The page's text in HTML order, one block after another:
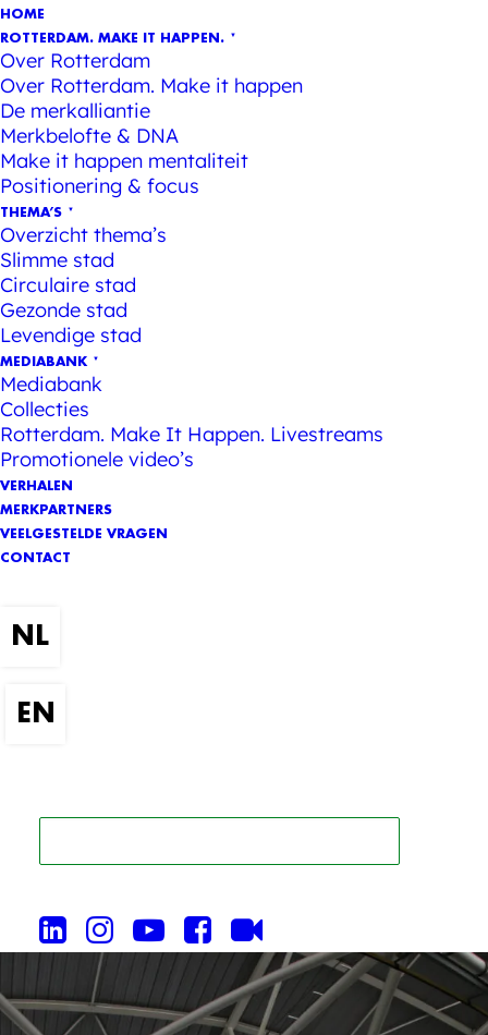
HOME
ROTTERDAM. MAKE IT HAPPEN.
Over Rotterdam
Over Rotterdam. Make it happen
De merkalliantie
Merkbelofte & DNA
Make it happen mentaliteit
Positionering & focus
THEMA’S
Overzicht thema’s
Slimme stad
Circulaire stad
Gezonde stad
Levendige stad
MEDIABANK
Mediabank
Collecties
Rotterdam. Make It Happen. Livestreams
Promotionele video’s
VERHALEN
MERKPARTNERS
VEELGESTELDE VRAGEN
CONTACT